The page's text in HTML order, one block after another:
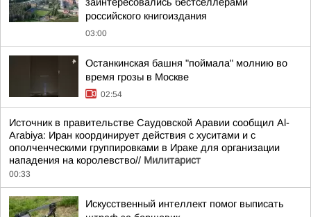
российского книгоиздания
03:00
Останкинская башня "поймала" молнию во
время грозы в Москве
02:54
Источник в правительстве Саудовской Аравии сообщил Al-
Arabiya: Иран координирует действия с хуситами и с
ополченческими группировками в Ираке для организации
нападения на королевство// Милитарист
00:33
Искусственный интеллект помог выписать